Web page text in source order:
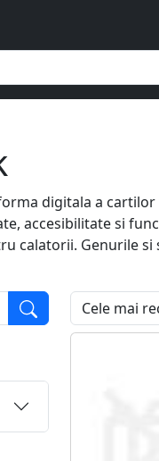
digitala a
accesibilitate si
calatorii. Genurile